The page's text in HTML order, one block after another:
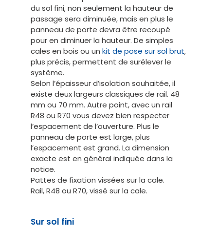
du sol fini, non seulement la hauteur de
passage sera diminuée, mais en plus le
panneau de porte devra être recoupé
pour en diminuer la hauteur. De simples
cales en bois ou un kit de pose sur sol brut,
plus précis, permettent de surélever le
système.
Selon l’épaisseur d’isolation souhaitée, il
existe deux largeurs classiques de rail. 48
mm ou 70 mm. Autre point, avec un rail
R48 ou R70 vous devez bien respecter
l’espacement de l’ouverture. Plus le
panneau de porte est large, plus
l’espacement est grand. La dimension
exacte est en général indiquée dans la
notice.
Pattes de fixation vissées sur la cale.
Rail, R48 ou R70, vissé sur la cale.
Sur sol fini